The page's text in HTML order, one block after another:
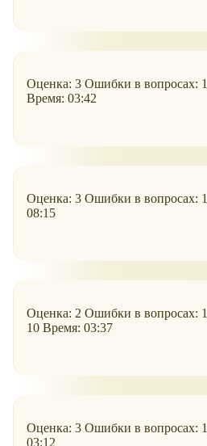
Оценка: 3 Ошибки в вопросах:
Время: 03:42
Оценка: 3 Ошибки в вопросах:
08:15
Оценка: 2 Ошибки в вопросах:
10 Время: 03:37
Оценка: 3 Ошибки в вопросах:
03:12